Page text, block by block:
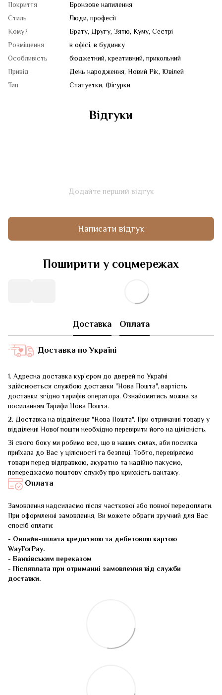
Покриття
Бронзове напилення
Стиль
Люди, професії
Кому?
Брату, Другу, Зятю, Куму, Сестрі
Розміщення
в офісі, в будинку
Особливість
бюджетний, креативний, прикольний
Привід
День народження, Новий Рік, Ювілей
Тип
Статуетки, Фігурки
Відгуки
Додайте перший відгук
Написати відгук
Поширити у соцмережах
Доставка Оплата
Доставка по Україні
1. Адресна доставка кур'єром до дверей по Україні
здійснюється службою доставки "Нова Пошта", вартість
доставки згідно тарифів оператора. Ознайомитись можна за
посиланням Тарифи Нова Пошта.
2. Доставка на відділення "Нова Пошта". При отриманні товару у
відділенні Нової пошти необхідно перевірити його на цілісність.
Зі свого боку ми робимо все, що в наших силах, аби посилка
приїхала до Вас у цілісності та безпеці. Тобто, перевіряємо
товари перед відправкою, акуратно та надійно пакуємо,
попереджаємо поштову службу про крихкість вантажу.
Оплата
Замовлення надсилаємо після часткової або повної передоплати.
При оформленні замовлення, Ви можете обрати зручний для Вас
спосіб оплати:
- Онлайн-оплата кредитною та дебетовою картою
WayForPay.
- Банківським переказом
- Післяплата при отриманні замовлення від служби
доставки.